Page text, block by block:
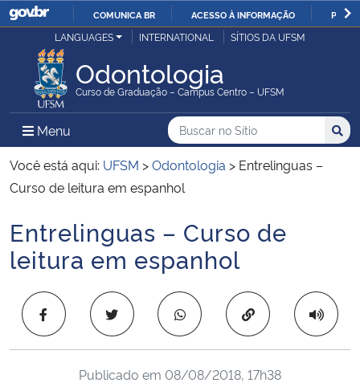
IR
O
COMUNICA BR ACESSO À INFORMAÇÃO
Ministério da Justiça e Segurança Pública
Ministério da Defesa
Ministério das Relações Exteriores
Ministério da Infraestrutura
Ministério da Educação
Ministério da Cidadania
LANGUAGES INTERNATIONAL SÍTIOS DA UFSM
Odontologia
Curso de Graduação – Campus Centro – UFSM
Menu Menu Principal do Sítio
Busca
Buscar no no Sítio
Busca:
Você está aqui: UFSM >Odontologia > Entrelinguas –
Curso de leitura em espanhol
Início do conteúdo
Entrelinguas – Curso de
leitura em espanhol
Copiar para área
Publicado em 08/08/2018, 17h38